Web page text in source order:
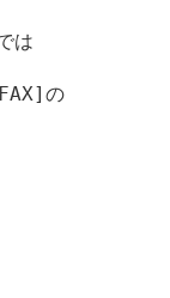
は
の